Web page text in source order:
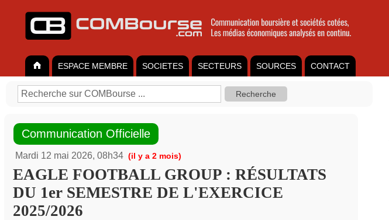
ESPACE MEMBRE SOCIETES SECTEURS SOURCES CONTACT
Communication Officielle
Mardi 12 mai 2026, 08h34 (il y a 2 mois)
EAGLE FOOTBALL GROUP : RÉSULTATS
DU 1er SEMESTRE DE L'EXERCICE
2025/2026